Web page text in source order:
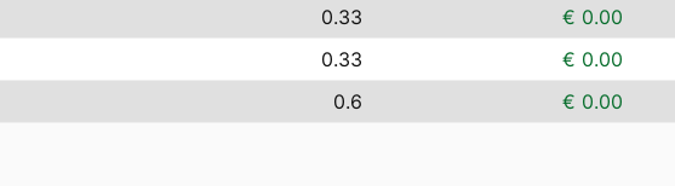
0.33 € 0.00
0.33 € 0.00
0.6 € 0.00